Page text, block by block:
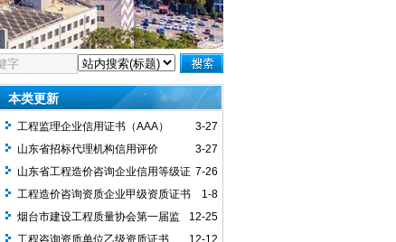
本类更新
3-27
工程监理企业信用证书（AAA）
3-27
山东省招标代理机构信用评价
（AAA）
7-26
山东省工程造价咨询企业信用等级证
书（AAA）
1-8
工程造价咨询资质企业甲级资质证书
12-25
烟台市建设工程质量协会第一届监
事会监事长单位
12-12
工程咨询资质单位乙级资质证书